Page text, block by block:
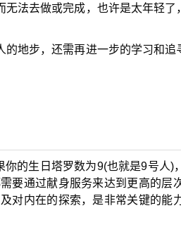
无法去做或完成，也许是太年轻
的地步，还需再进一步的学习和
你的生日塔罗数为9(也就是9号人)
要通过献身服务来达到更高的层
对内在的探索，是非常关键的能